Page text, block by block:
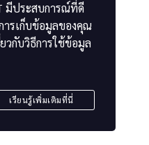
มีประสบการณ์ที่ดี
ารเก็บข้อมูลของคุณ
วกับวิธีการใช้ข้อมูล
เรียนรู้เพิ่มเติมที่นี่